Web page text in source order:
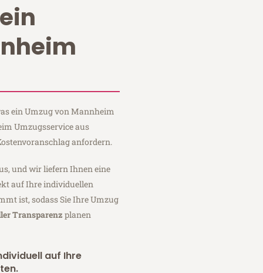
ein Umzug von Mannheim
Umzugsservice aus
anfordern.
und wir liefern Ihnen eine
auf Ihre individuellen
ist, sodass Sie Ihre Umzug
Transparenz planen
auf Ihre